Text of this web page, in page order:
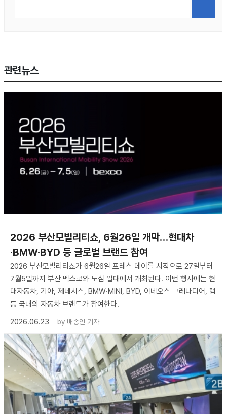
관련뉴스
2026 부산모빌리티쇼, 6월26일 개막…현대차
·BMW·BYD 등 글로벌 브랜드 참여
2026 부산모빌리티쇼가 6월26일 프레스 데이를 시작으로 27일부터
7월5일까지 부산 벡스코와 도심 일대에서 개최된다. 이번 행사에는 현
대자동차, 기아, 제네시스, BMW·MINI, BYD, 이네오스 그레나디어, 램
등 국내외 자동차 브랜드가 참여한다.
2026.06.23
by 배종인 기자